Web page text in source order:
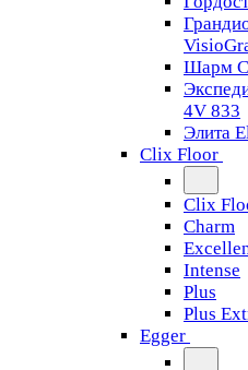
Шарм
4V 833
Элита
Clix Floor
Clix
Charm
Intense
Plus
Plus
Egger